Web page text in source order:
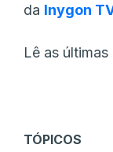
da Inygon
Lê as
TÓPICOS